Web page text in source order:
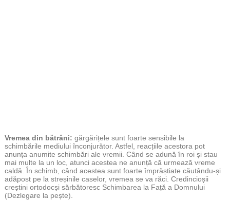
Vremea din bătrâni: gărgărițele sunt foarte sensibile la
schimbările mediului înconjurător. Astfel, reacțiile acestora pot
anunța anumite schimbări ale vremii. Când se adună în roi și stau
mai multe la un loc, atunci acestea ne anunță că urmează vreme
caldă. În schimb, când acestea sunt foarte împrăștiate căutându-și
adăpost pe la streșinile caselor, vremea se va răci. Credincioșii
creștini ortodocși sărbătoresc Schimbarea la Față a Domnului
(Dezlegare la pește).